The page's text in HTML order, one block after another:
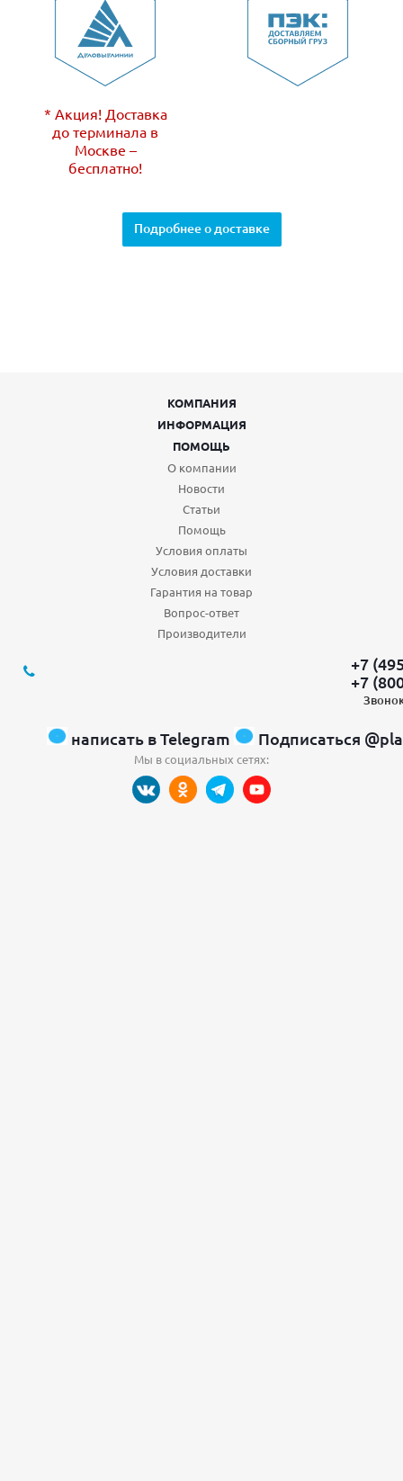
* Акция! Доставка
до терминала в
Москве –
бесплатно!
Подробнее о доставке
КОМПАНИЯ
ИНФОРМАЦИЯ
ПОМОЩЬ
О компании
Новости
Статьи
Помощь
Условия оплаты
Условия доставки
Гарантия на товар
Вопрос-ответ
Производители
+7
+7
написать в Telegram Подписаться
Мы в социальных сетях: